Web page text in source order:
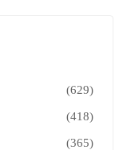
(629)
(418)
(365)